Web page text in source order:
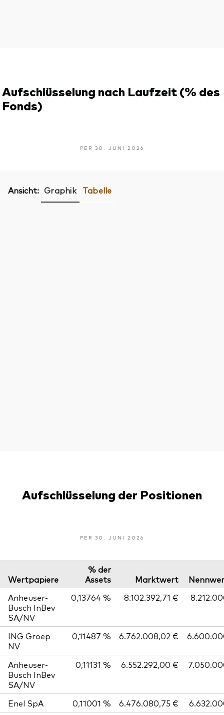
Aufschlüsselung nach Laufzeit (% des
Fonds)
PER 30. JUNI 2026
Ansicht: Graphik Tabelle
Aufschlüsselung der Positionen
PER 30. JUNI 2026
Wertpapiere
% der
Assets
Marktwert
Anheuser-
Busch InBev
SA/NV
0,13764 % 8.102.392,71 €
ING Groep
NV
0,11487 % 6.762.008,02 €
Anheuser-
Busch InBev
SA/NV
0,11131 % 6.552.292,00 €
Enel SpA 0,11001 % 6.476.080,75 €